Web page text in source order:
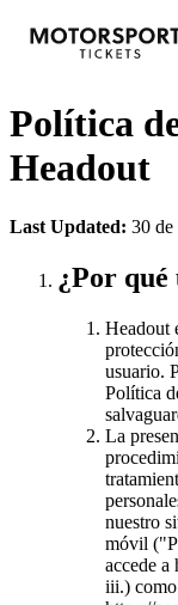
Política
Headout
Last Updated: 30 de
¿Por
Headout
usuario.
Política
La
nuestro
móvil
accede
iii.) como